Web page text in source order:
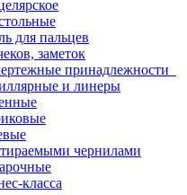
для пальцев
заметок
принадлежности
и линеры
чернилами
класса